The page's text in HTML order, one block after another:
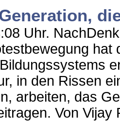
Uhr.
in den Rissen
arbeiten, das
Von Vijay